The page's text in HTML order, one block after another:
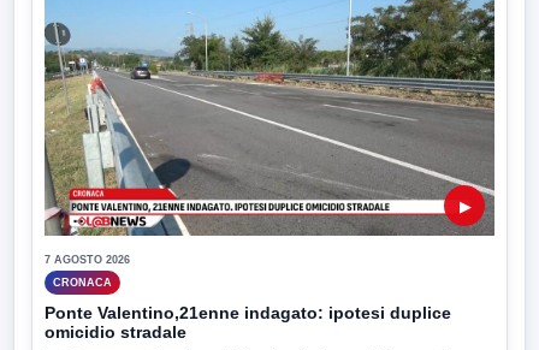
▶
7 AGOSTO 2026
CRONACA
Ponte Valentino,21enne indagato: ipotesi duplice
omicidio stradale